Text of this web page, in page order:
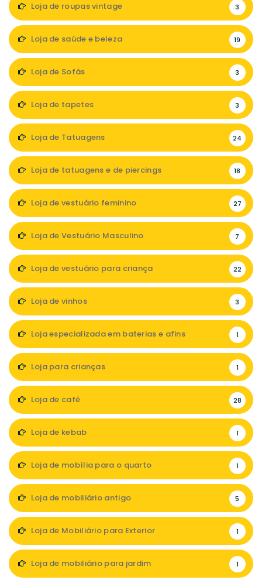
Loja de roupas vintage 3
Loja de saúde e beleza 19
Loja de Sofás 3
Loja de tapetes 3
Loja de Tatuagens 24
Loja de tatuagens e de piercings 18
Loja de vestuário feminino 27
Loja de Vestuário Masculino 7
Loja de vestuário para criança 22
Loja de vinhos 3
Loja especializada em baterias e afins 1
Loja para crianças 1
Loja de café 28
Loja de kebab 1
Loja de mobília para o quarto 1
Loja de mobiliário antigo 5
Loja de Mobiliário para Exterior 1
Loja de mobiliário para jardim 1